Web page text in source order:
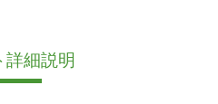
詳細説明